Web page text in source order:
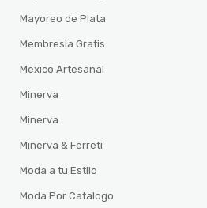
Mayoreo de Plata
Membresia Gratis
Mexico Artesanal
Minerva
Minerva
Minerva & Ferreti
Moda a tu Estilo
Moda Por Catalogo